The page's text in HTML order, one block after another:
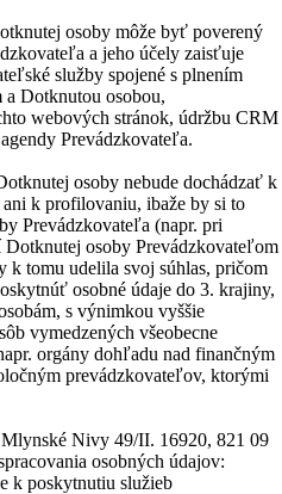
osoby môže byť poverený
a jeho účely zaisťuje
služby spojené s plnením
Dotknutou osobou,
webových stránok, údržbu CRM
Prevádzkovateľa.
osoby nebude dochádzať k
k profilovaniu, ibaže by si to
Prevádzkovateľa (napr. pri
osoby Prevádzkovateľom
k tomu udelila svoj súhlas, pričom
osobné údaje do 3. krajiny,
s výnimkou vyššie
vymedzených všeobecne
orgány dohľadu nad finančným
prevádzkovateľov, ktorými
Nivy 49/II. 16920, 821 09
osobných údajov:
k poskytnutiu služieb